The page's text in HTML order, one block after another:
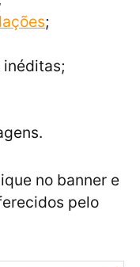
;
no banner e
pelo